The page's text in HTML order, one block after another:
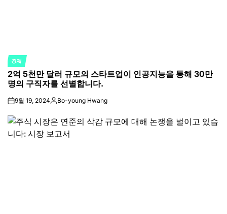
POSTED
IN
경제
2억 5천만 달러 규모의 스타트업이 인공지능을 통해 30만
명의 구직자를 선별합니다.
on9월 19, 2024Posted
Bo-young Hwang